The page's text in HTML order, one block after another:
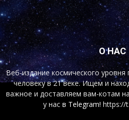
О НАС
Веб-издание космического
человеку в 21 веке. Ищем и
важное и доставляем вам-котам
у нас в Telegram! https://